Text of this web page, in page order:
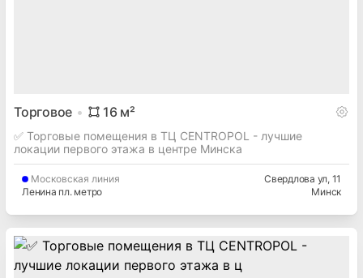
Торговое 16м²
✅ Торговые помещения в ТЦ CENTROPOL - лучшие
локации первого этажа в центре Минска
Московская линия
Ленина пл. метро
Свердлова ул, 11
Минск